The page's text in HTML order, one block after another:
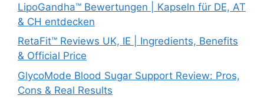
LipoGandha™ Bewertungen | Kapseln für DE, AT
& CH entdecken
RetaFit™ Reviews UK, IE | Ingredients, Benefits
& Official Price
GlycoMode Blood Sugar Support Review: Pros,
Cons & Real Results